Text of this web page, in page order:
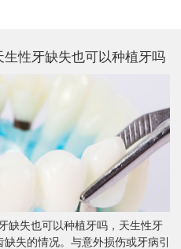
性牙缺失也可以种植牙吗
缺失也可以种植牙吗，天生性牙
失的情况。与意外损伤或牙病引